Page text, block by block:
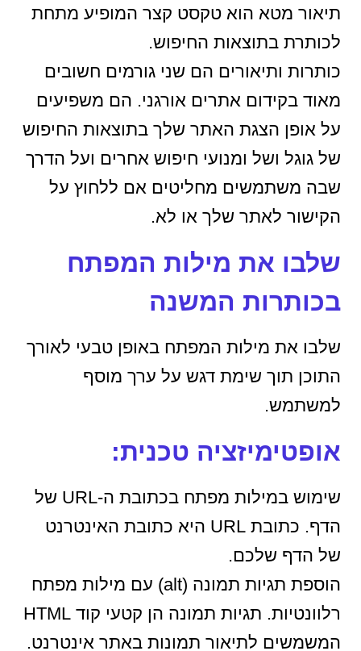
תיאור מטא הוא טקסט קצר המופיע מתחת
לכותרת בתוצאות החיפוש.
כותרות ותיאורים הם שני גורמים חשובים
מאוד בקידום אתרים אורגני. הם משפיעים
על אופן הצגת האתר שלך בתוצאות החיפוש
של גוגל ושל ומנועי חיפוש אחרים ועל הדרך
שבה משתמשים מחליטים אם ללחוץ על
הקישור לאתר שלך או לא.
שלבו את מילות המפתח
בכותרות המשנה
שלבו את מילות המפתח באופן טבעי לאורך
התוכן תוך שימת דגש על ערך מוסף
למשתמש.
אופטימיזציה טכנית:
שימוש במילות מפתח בכתובת ה-URL של
הדף. כתובת URL היא כתובת האינטרנט
של הדף שלכם.
הוספת תגיות תמונה (alt) עם מילות מפתח
רלוונטיות. תגיות תמונה הן קטעי קוד HTML
המשמשים לתיאור תמונות באתר אינטרנט.